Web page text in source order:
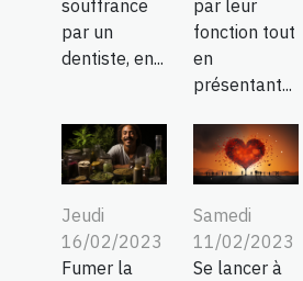
souffrance
par un
dentiste, en...
par leur
fonction tout
en
présentant...
Jeudi
16/02/2023
Fumer la
Samedi
11/02/2023
Se lancer à